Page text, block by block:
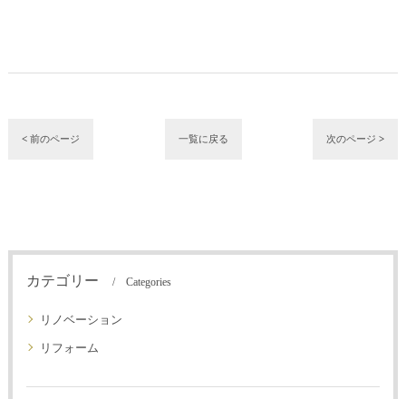
< 前のページ 一覧に戻る 次のページ >
カテゴリー Categories
リノベーション
リフォーム